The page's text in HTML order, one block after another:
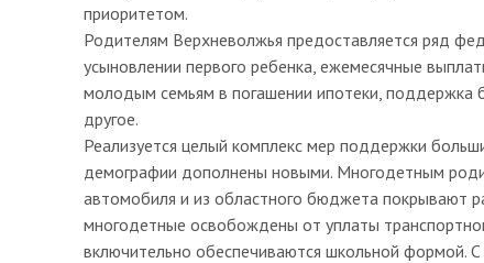
приоритетом.
Родителям Верхневолжья предоставляется ряд
усыновлении первого ребенка, ежемесячные
молодым семьям в погашении ипотеки, поддержка
другое.
Реализуется целый комплекс мер поддержки
демографии дополнены новыми. Многодетным
автомобиля и из областного бюджета покрывают
многодетные освобождены от уплаты
включительно обеспечиваются школьной формой.